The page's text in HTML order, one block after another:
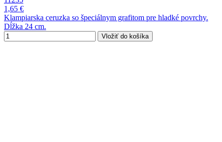
1,65 €
Klampiarska ceruzka so špeciálnym grafitom pre hladké povrchy.
Dĺžka 24 cm.
Vložiť do košíka